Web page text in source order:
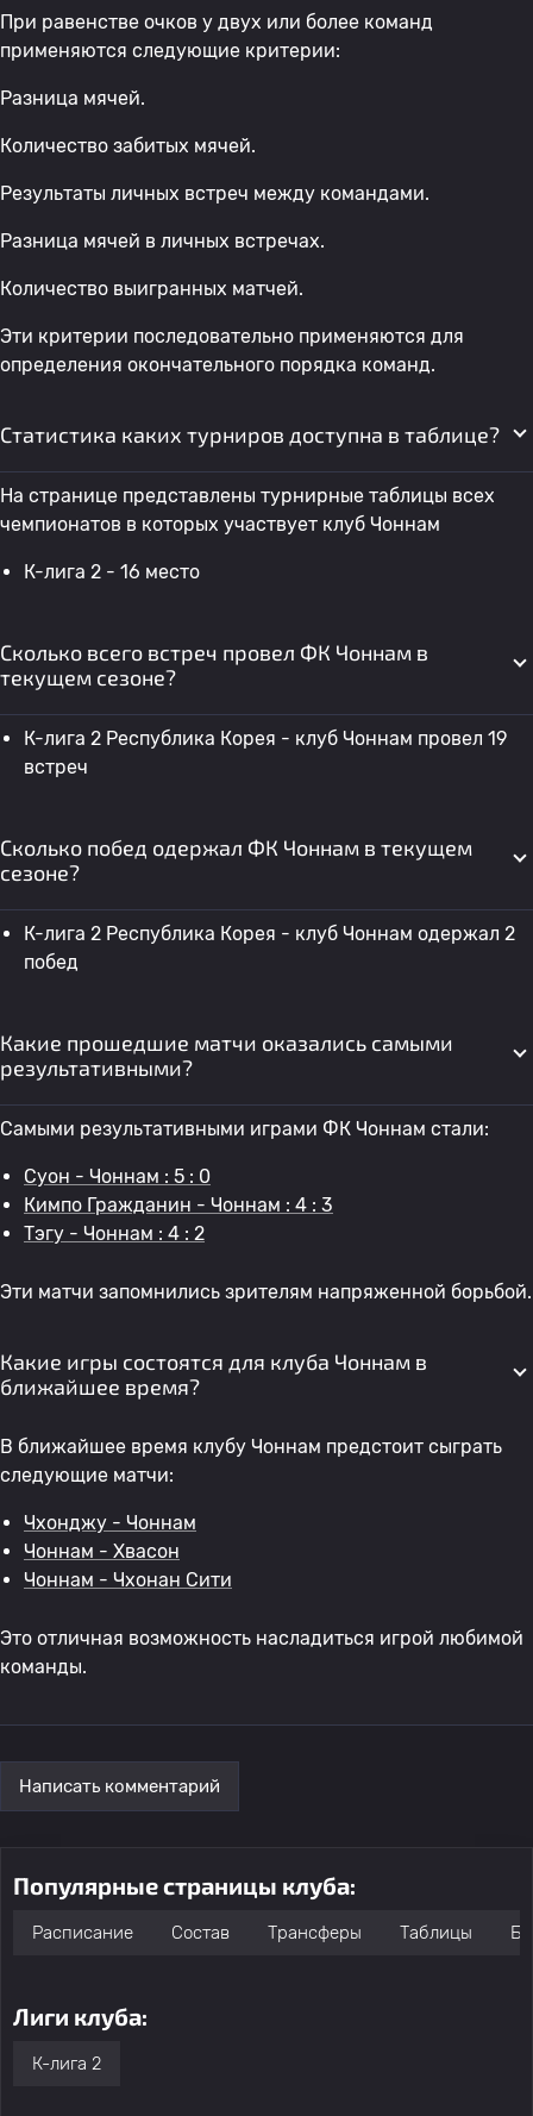
При равенстве очков у двух или более команд
применяются следующие критерии:
Разница мячей.
Количество забитых мячей.
Результаты личных встреч между командами.
Разница мячей в личных встречах.
Количество выигранных матчей.
Эти критерии последовательно применяются для
определения окончательного порядка команд.
Статистика каких турниров доступна в таблице?
На странице представлены турнирные таблицы всех
чемпионатов в которых участвует клуб Чоннам
К-лига 2 - 16 место
Сколько всего встреч провел ФК Чоннам в
текущем сезоне?
К-лига 2 Республика Корея - клуб Чоннам провел 19
встреч
Сколько побед одержал ФК Чоннам в текущем
сезоне?
К-лига 2 Республика Корея - клуб Чоннам одержал 2
побед
Какие прошедшие матчи оказались самыми
результативными?
Самыми результативными играми ФК Чоннам стали:
Суон - Чоннам : 5 : 0
Кимпо Гражданин - Чоннам : 4 : 3
Тэгу - Чоннам : 4 : 2
Эти матчи запомнились зрителям напряженной борьбой.
Какие игры состоятся для клуба Чоннам в
ближайшее время?
В ближайшее время клубу Чоннам предстоит сыграть
следующие матчи:
Чхонджу - Чоннам
Чоннам - Хвасон
Чоннам - Чхонан Сити
Это отличная возможность насладиться игрой любимой
команды.
Написать комментарий
Популярные страницы клуба:
Расписание Состав Трансферы Таблицы
Лиги клуба:
К-лига 2